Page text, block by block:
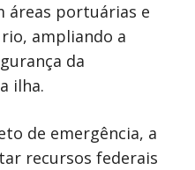
áreas portuárias e
ampliando a
da
ilha.
de emergência, a
recursos federais